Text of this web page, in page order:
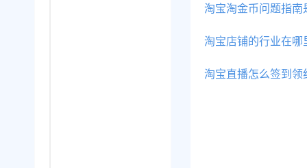
淘宝淘金币问题指
淘宝店铺的行业在
淘宝直播怎么签到